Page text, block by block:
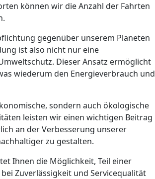
können wir die Anzahl der Fahrten
gegenüber unserem Planeten
ist also nicht nur eine
Dieser Ansatz ermöglicht
wiederum den Energieverbrauch und
sondern auch ökologische
leisten wir einen wichtigen Beitrag
an der Verbesserung unserer
zu gestalten.
Ihnen die Möglichkeit, Teil einer
Zuverlässigkeit und Servicequalität